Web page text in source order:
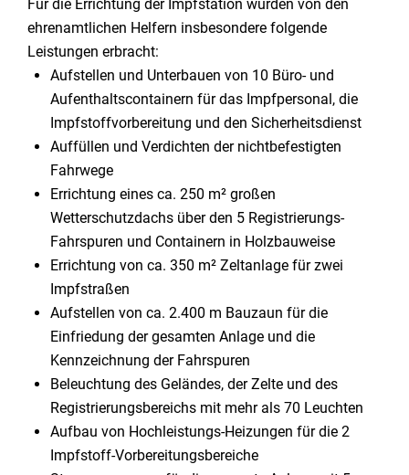
Für die Errichtung der Impfstation wurden von den
ehrenamtlichen Helfern insbesondere folgende
Leistungen erbracht:
Aufstellen und Unterbauen von 10 Büro- und
Aufenthaltscontainern für das Impfpersonal, die
Impfstoffvorbereitung und den Sicherheitsdienst
Auffüllen und Verdichten der nichtbefestigten
Fahrwege
Errichtung eines ca. 250 m² großen
Wetterschutzdachs über den 5 Registrierungs-
Fahrspuren und Containern in Holzbauweise
Errichtung von ca. 350 m² Zeltanlage für zwei
Impfstraßen
Aufstellen von ca. 2.400 m Bauzaun für die
Einfriedung der gesamten Anlage und die
Kennzeichnung der Fahrspuren
Beleuchtung des Geländes, der Zelte und des
Registrierungsbereichs mit mehr als 70 Leuchten
Aufbau von Hochleistungs-Heizungen für die 2
Impfstoff-Vorbereitungsbereiche